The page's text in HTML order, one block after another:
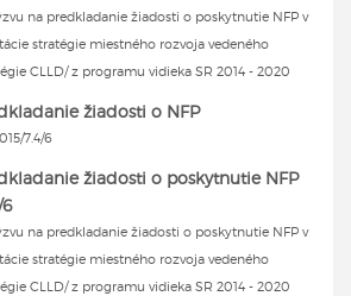
na predkladanie žiadosti o poskytnutie NFP v
stratégie miestného rozvoja vedeného
CLLD/ z programu vidieka SR 2014 - 2020
žiadosti o NFP
7.4/6
žiadosti o poskytnutie NFP
na predkladanie žiadosti o poskytnutie NFP v
stratégie miestného rozvoja vedeného
CLLD/ z programu vidieka SR 2014 - 2020